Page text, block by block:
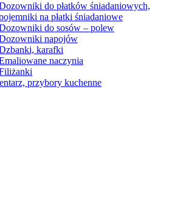
do płatków śniadaniowych,
na płatki śniadaniowe
do sosów – polew
napojów
karafki
naczynia